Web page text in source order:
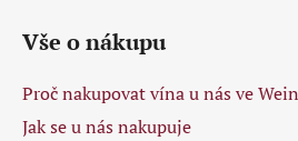
Vše o nákupu
Proč nakupovat vína u nás ve
Jak se u nás nakupuje